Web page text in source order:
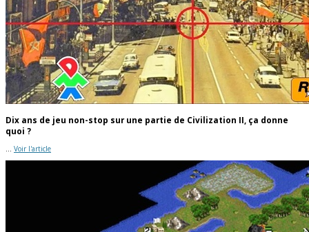
Dix ans de jeu non-stop sur une partie de Civilization II, ça donne
quoi ?
... Voir l'article